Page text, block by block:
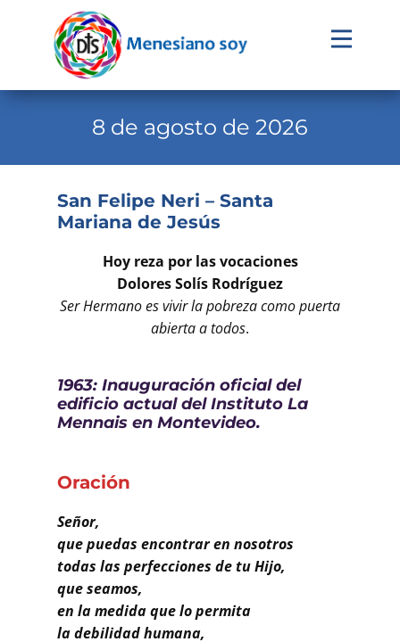
Evangelio
Institucional
Familia Menesiana
Pastoral Vocacional
Buscar
8 de agosto de 2026
San Felipe Neri – Santa
Mariana de Jesús
Hoy reza por las vocaciones
Dolores Solís Rodríguez
Ser Hermano es vivir la pobreza como puerta
abierta a todos.
1963: Inauguración oficial del
edificio actual del Instituto La
Mennais en Montevideo.
Oración
Señor,
que puedas encontrar en nosotros
todas las perfecciones de tu Hijo,
que seamos,
en la medida que lo permita
la debilidad humana,